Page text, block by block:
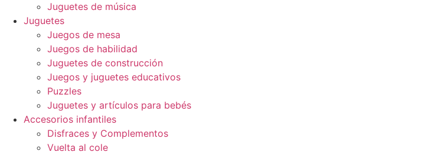
Juguetes de música
Juguetes
Juegos de mesa
Juegos de habilidad
Juguetes de construcción
Juegos y juguetes educativos
Puzzles
Juguetes y artículos para bebés
Accesorios infantiles
Disfraces y Complementos
Vuelta al cole